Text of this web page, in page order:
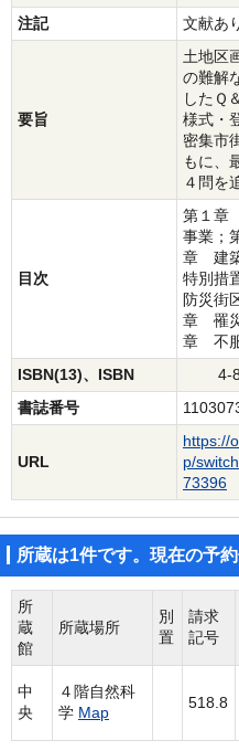
注記
文献あ
要旨
土地区
の難解
したＱ
様式・
密集市
もに、
４問を
目次
第１章
事業；
章 建
特別措
防災街
章 罹災
章 不
ISBN(13)、ISBN
4-
書誌番号
URL
https://
p/
73396
所蔵は1件です。現在の予約
所
蔵
館
所蔵場所
別
置
請求
記号
中
央
４階自然科
学 Map
518.8